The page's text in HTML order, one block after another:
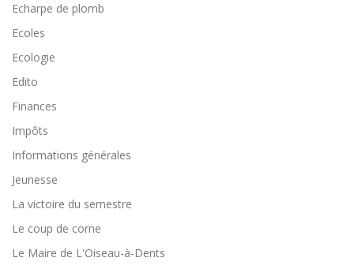
Echarpe de plomb
Ecoles
Ecologie
Edito
Finances
Impôts
Informations générales
Jeunesse
La victoire du semestre
Le coup de corne
Le Maire de L'Oiseau-à-Dents